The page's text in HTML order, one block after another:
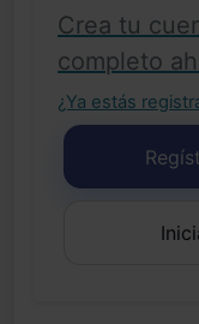
Crea tu
completo
¿Ya estás